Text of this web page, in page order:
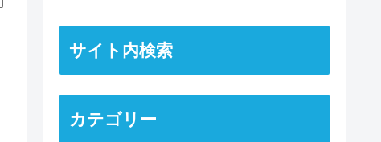
サイト内検索
カテゴリー